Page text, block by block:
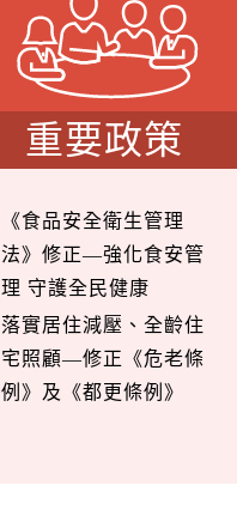
重要政策
《食品安全衛生管理
法》修正—強化食安管
理 守護全民健康
落實居住減壓、全齡住
宅照顧—修正《危老條
例》及《都更條例》